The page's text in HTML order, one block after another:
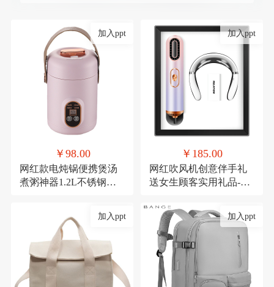
加入ppt
￥98.00
网红款电炖锅便携煲汤
煮粥神器1.2L不锈钢电
加入ppt
￥185.00
网红吹风机创意伴手礼
送女生顾客实用礼品-极
加入ppt 加入ppt